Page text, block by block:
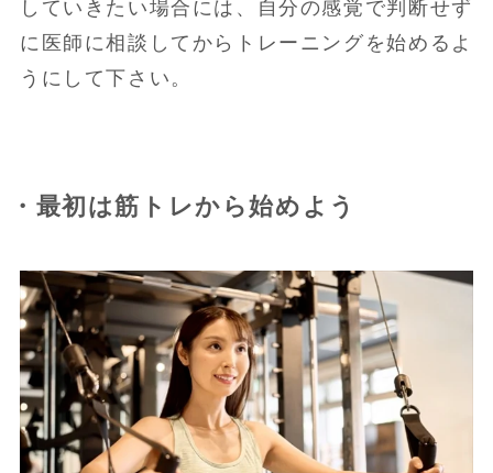
していきたい場合には、自分の感覚で判断せず
に医師に相談してからトレーニングを始めるよ
うにして下さい。
・最初は筋トレから始めよう